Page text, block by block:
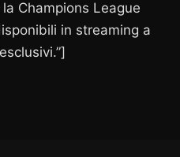
Champions League
in streaming a